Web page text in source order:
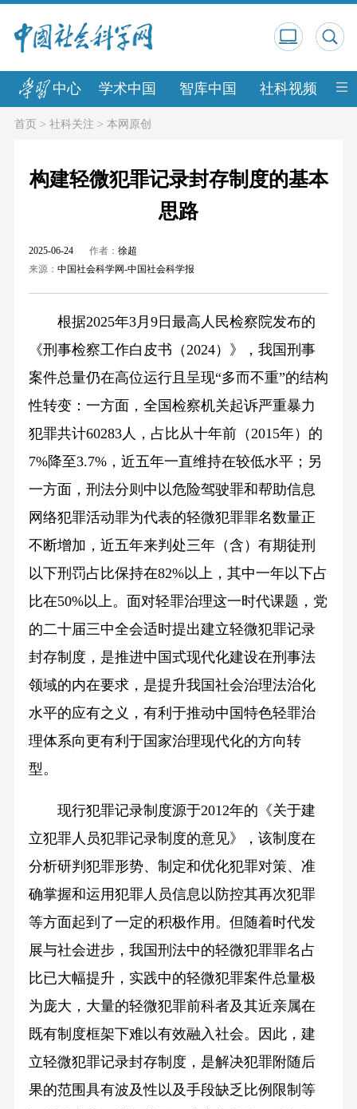
中心 学术中国 智库中国 社科视频 中
首页> 社科关注 > 本网原创
构建轻微犯罪记录封存制度的基本
思路
2025-06-24 作者： 徐超
来源： 中国社会科学网-中国社会科学报
根据2025年3月9日最高人民检察院发布的
《刑事检察工作白皮书（2024）》，我国刑事
案件总量仍在高位运行且呈现“多而不重”的结构
性转变：一方面，全国检察机关起诉严重暴力
犯罪共计60283人，占比从十年前（2015年）的
7%降至3.7%，近五年一直维持在较低水平；另
一方面，刑法分则中以危险驾驶罪和帮助信息
网络犯罪活动罪为代表的轻微犯罪罪名数量正
不断增加，近五年来判处三年（含）有期徒刑
以下刑罚占比保持在82%以上，其中一年以下占
比在50%以上。面对轻罪治理这一时代课题，党
的二十届三中全会适时提出建立轻微犯罪记录
封存制度，是推进中国式现代化建设在刑事法
领域的内在要求，是提升我国社会治理法治化
水平的应有之义，有利于推动中国特色轻罪治
理体系向更有利于国家治理现代化的方向转
型。
现行犯罪记录制度源于2012年的《关于建
立犯罪人员犯罪记录制度的意见》，该制度在
分析研判犯罪形势、制定和优化犯罪对策、准
确掌握和运用犯罪人员信息以防控其再次犯罪
等方面起到了一定的积极作用。但随着时代发
展与社会进步，我国刑法中的轻微犯罪罪名占
比已大幅提升，实践中的轻微犯罪案件总量极
为庞大，大量的轻微犯罪前科者及其近亲属在
既有制度框架下难以有效融入社会。因此，建
立轻微犯罪记录封存制度，是解决犯罪附随后
果的范围具有波及性以及手段缺乏比例限制等